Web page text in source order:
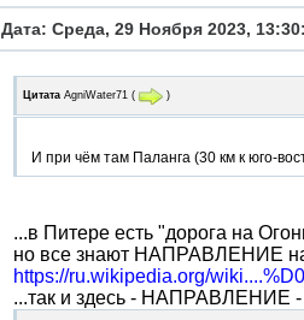
Дата: Среда, 29 Ноября 2023,
Цитата AgniWater71 ( )
И при чëм там Паланга (30 км к юго-
...в Питере есть "дорога на
но все знают НАПРАВЛЕНИЕ
https://ru.wikipedia.org/
...так и здесь - НАПРАВЛЕНИЕ -